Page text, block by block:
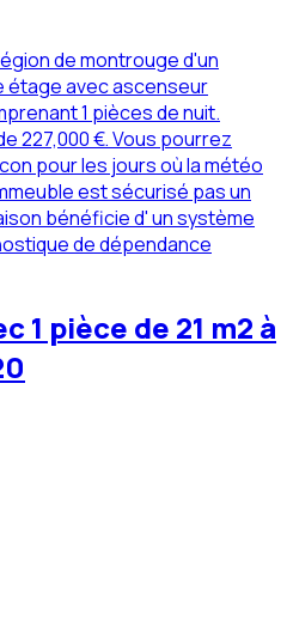
de montrouge d'un
étage avec ascenseur
1 pièces de nuit.
227,000 €. Vous pourrez
pour les jours où la météo
est sécurisé pas un
bénéficie d' un système
de dépendance
1 pièce de 21 m2 à